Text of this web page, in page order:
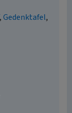
Gedenktafel